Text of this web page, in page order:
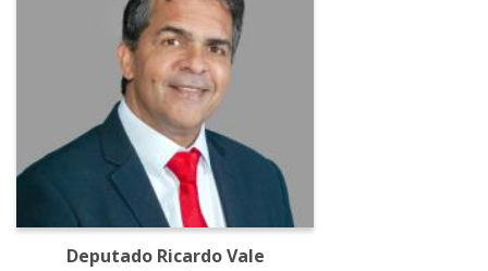
Deputado Ricardo Vale